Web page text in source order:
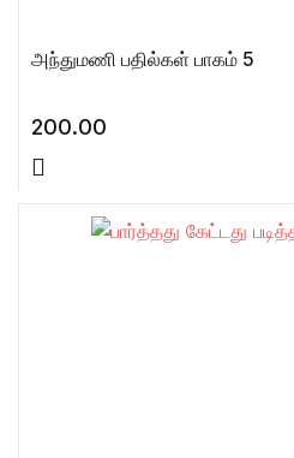
அந்துமணி பதில்கள் பாகம் 5
200.00